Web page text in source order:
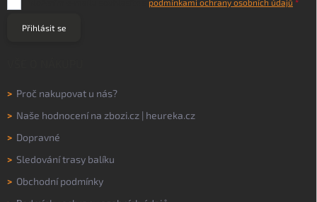
podmínkami ochrany osobních údajů
Přihlásit se
> Proč nakupovat u nás?
> Naše hodnocení na zbozi.cz | heureka.cz
> Dopravné
> Sledování trasy balíku
> Obchodní podmínky